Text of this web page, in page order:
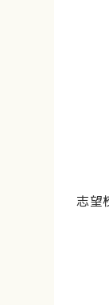
志望